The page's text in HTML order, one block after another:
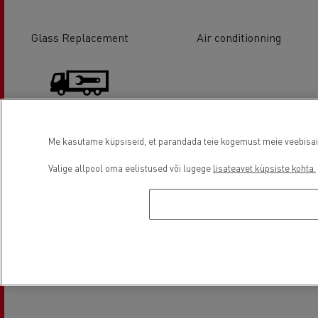
Glass Replacement Air conditionning
Body Repair
Me kasutame küpsiseid, et parandada teie kogemust meie
Valige allpool oma eelistused või lugege lisateavet küpsiste kohta.